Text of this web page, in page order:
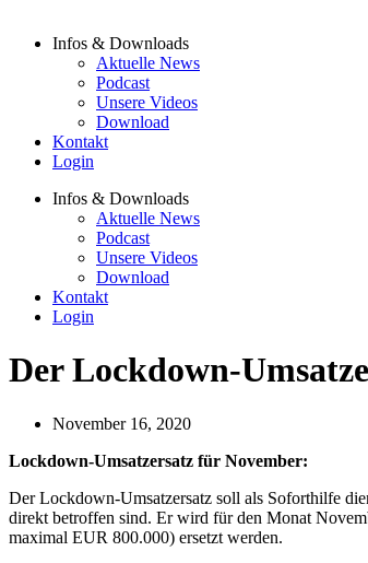
Infos & Downloads
Aktuelle News
Podcast
Unsere Videos
Download
Kontakt
Login
Infos & Downloads
Aktuelle News
Podcast
Unsere Videos
Download
Kontakt
Login
Der Lockdown-
November 16, 2020
Lockdown-Umsatzersatz für November:
Der Lockdown-Umsatzersatz soll als Soforthilfe
direkt betroffen sind. Er wird für den Monat
maximal EUR 800.000) ersetzt werden.